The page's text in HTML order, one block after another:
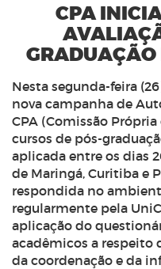
CPA
Nesta segunda-feira
nova campanha de
CPA (Comissão
cursos de pós-
aplicada entre os dias
de Maringá, Curitiba e
respondida no
regularmente pela
aplicação do
acadêmicos a respeito
da coordenação e da